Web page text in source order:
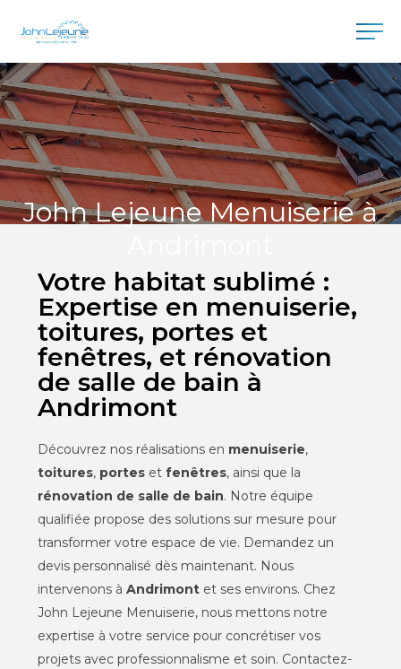
John Lejeune Menuiserie à
Votre habitat sublimé :
Expertise en menuiserie,
toitures, portes et
fenêtres, et rénovation
de salle de bain à
Andrimont
Découvrez nos réalisations en menuiserie,
toitures, portes etfenêtres, ainsi que la
rénovation de salle de bain. Notre équipe
qualifiée propose des solutions sur mesure pour
transformer votre espace de vie. Demandez un
devis personnalisé dès maintenant. Nous
intervenons àAndrimont et ses environs. Chez
John Lejeune Menuiserie, nous mettons notre
expertise à votre service pour concrétiser vos
projets avec professionnalisme et soin. Contactez-